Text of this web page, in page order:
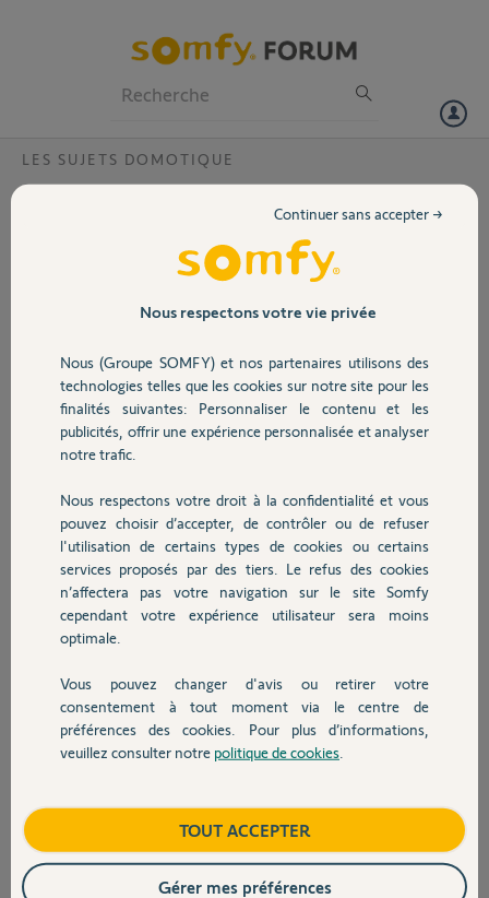
Volet
Sécurité
Domotique
Chauffage
Autres produits
Devis avec un pro
Contact
LES SUJETS DOMOTIQUE
Une erreur est survenue Tahoma
Je viens d'emménager dans un appart et il y a un equipement somfy
Tahoma j'essaye de m'y connecter via l'app iphone et au moment de
l'activation j'ai le message une erreur est survenue durant l'activation
Merci,
Hugues L.
il y a environ 5 ans
Participer au fil de discussion
Réponses
Bonjour,
Donner ici le code PIN de la box et un Yellow regardera dans la semaine
coté serveur.
Bonne nuit.
Bonjour le code PIN est 1002 8821 5801
Nous respectons votre vie privée
Nous (Groupe SOMFY) et nos partenaires utilisons des
technologies telles que les cookies sur notre site pour les
finalités suivantes: Personnaliser le contenu et les
publicités, offrir une expérience personnalisée et analyser
notre trafic.
Nous respectons votre droit à la confidentialité et vous
pouvez choisir d’accepter, de contrôler ou de refuser
l'utilisation de certains types de cookies ou certains
services proposés par des tiers. Le refus des cookies
n’affectera pas votre navigation sur le site Somfy
cependant votre expérience utilisateur sera moins
optimale.
Vous pouvez changer d'avis ou retirer votre
consentement à tout moment via le centre de
préférences des cookies. Pour plus d’informations,
veuillez consulter notre politique de cookies
Continuer sans accepter →
TOUT ACCEPTER
Gérer mes préférences